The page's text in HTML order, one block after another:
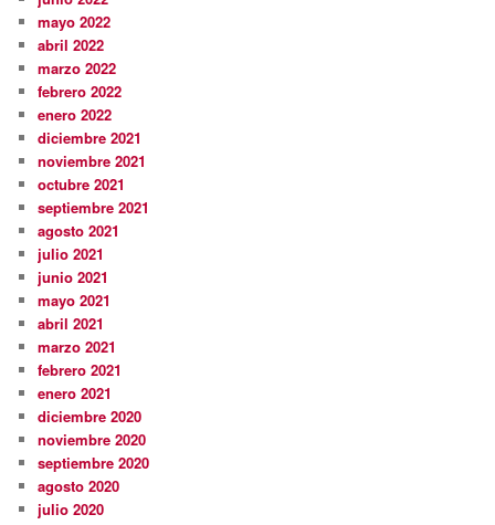
mayo 2022
abril 2022
marzo 2022
febrero 2022
enero 2022
diciembre 2021
noviembre 2021
octubre 2021
septiembre 2021
agosto 2021
julio 2021
junio 2021
mayo 2021
abril 2021
marzo 2021
febrero 2021
enero 2021
diciembre 2020
noviembre 2020
septiembre 2020
agosto 2020
julio 2020